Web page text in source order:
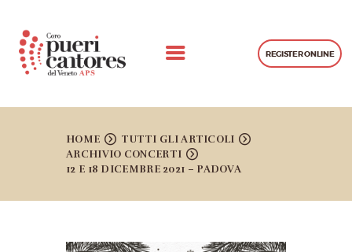
REGISTER ONLINE
HOME
TUTTI GLI ARTICOLI
ARCHIVIO CONCERTI
12 E 18 DICEMBRE 2021 – PADOVA
CHI SIAMO
CONCERTI
PROGETTI REALIZZATI
CONTATTI